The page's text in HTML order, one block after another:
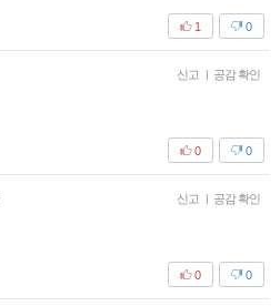
0
1
신고 | 공감 확인
0
0
신고 | 공감 확인
0
0